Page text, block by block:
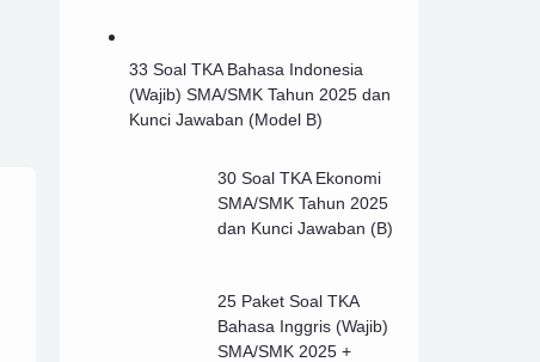
33 Soal TKA Bahasa Indonesia
(Wajib) SMA/SMK Tahun 2025 dan
Kunci Jawaban (Model B)
30 Soal TKA Ekonomi
SMA/SMK Tahun 2025
dan Kunci Jawaban (B)
25 Paket Soal TKA
Bahasa Inggris (Wajib)
SMA/SMK 2025 +